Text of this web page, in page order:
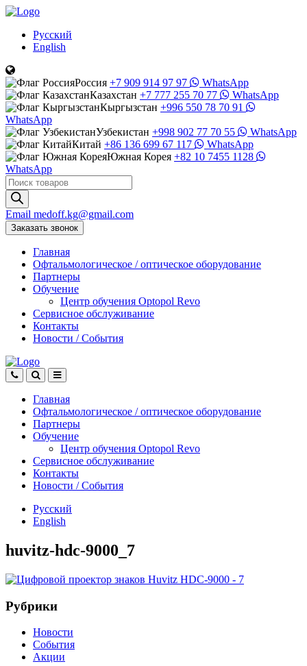
Русский
English
Россия +7 909 914 97 97
WhatsApp
Казахстан +7 777 255 70 77
WhatsApp
Кыргызстан +996 550 78 70 91
WhatsApp
Узбекистан +998 902 77 70 55
WhatsApp
Китай +86 136 699 67 117
WhatsApp
Южная Корея +82 10 7455 1128
WhatsApp
Поиск
товаров
Email medoff.kg@gmail.com
Заказать звонок
Главная
Офтальмологическое / оптическое оборудование
Партнеры
Обучение
Центр обучения Оptopol Revo
Сервисное обслуживание
Контакты
Новости / События
Главная
Офтальмологическое / оптическое оборудование
Партнеры
Обучение
Центр обучения Оptopol Revo
Сервисное обслуживание
Контакты
Новости / События
Русский
English
huvitz-hdc-9000_7
Рубрики
Новости
События
Акции